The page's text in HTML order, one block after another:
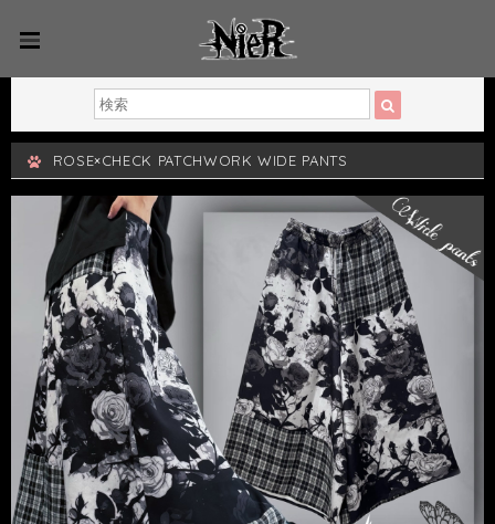
ROSE×CHECK PATCHWORK WIDE PANTS